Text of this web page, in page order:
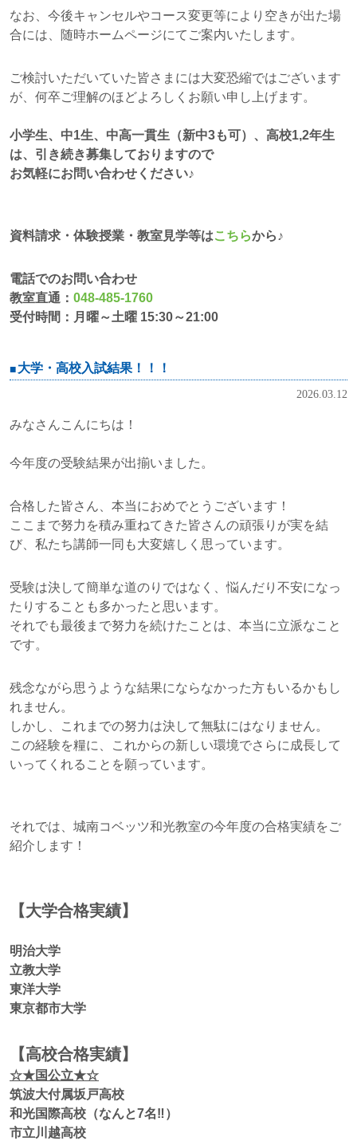
なお、今後キャンセルやコース変更等により空きが出た場
合には、随時ホームページにてご案内いたします。
ご検討いただいていた皆さまには大変恐縮ではございます
が、何卒ご理解のほどよろしくお願い申し上げます。
小学生、中1生、中高一貫生（新中3も可）、高校1,2年生
は、引き続き募集しておりますので
お気軽にお問い合わせください♪
資料請求・体験授業・教室見学等はこちらから♪
電話でのお問い合わせ
教室直通： 048-485-1760
受付時間：月曜～土曜 15:30～21:00
大学・高校入試結果！！！
2026.03.12
みなさんこんにちは！
今年度の受験結果が出揃いました。
合格した皆さん、本当におめでとうございます！
ここまで努力を積み重ねてきた皆さんの頑張りが実を結
び、私たち講師一同も大変嬉しく思っています。
受験は決して簡単な道のりではなく、悩んだり不安になっ
たりすることも多かったと思います。
それでも最後まで努力を続けたことは、本当に立派なこと
です。
残念ながら思うような結果にならなかった方もいるかもし
れません。
しかし、これまでの努力は決して無駄にはなりません。
この経験を糧に、これからの新しい環境でさらに成長して
いってくれることを願っています。
それでは、城南コベッツ和光教室の今年度の合格実績をご
紹介します！
【大学合格実績】
明治大学
立教大学
東洋大学
東京都市大学
【高校合格実績】
☆★国公立★☆
筑波大付属坂戸高校
和光国際高校（なんと7名‼）
市立川越高校